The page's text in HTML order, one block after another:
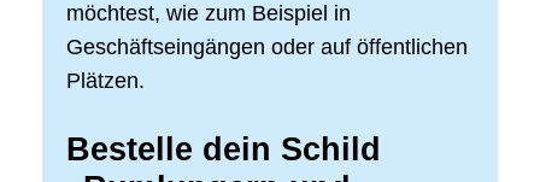
möchtest, wie zum Beispiel in
Geschäftseingängen oder auf öffentlichen
Plätzen.
Bestelle dein Schild